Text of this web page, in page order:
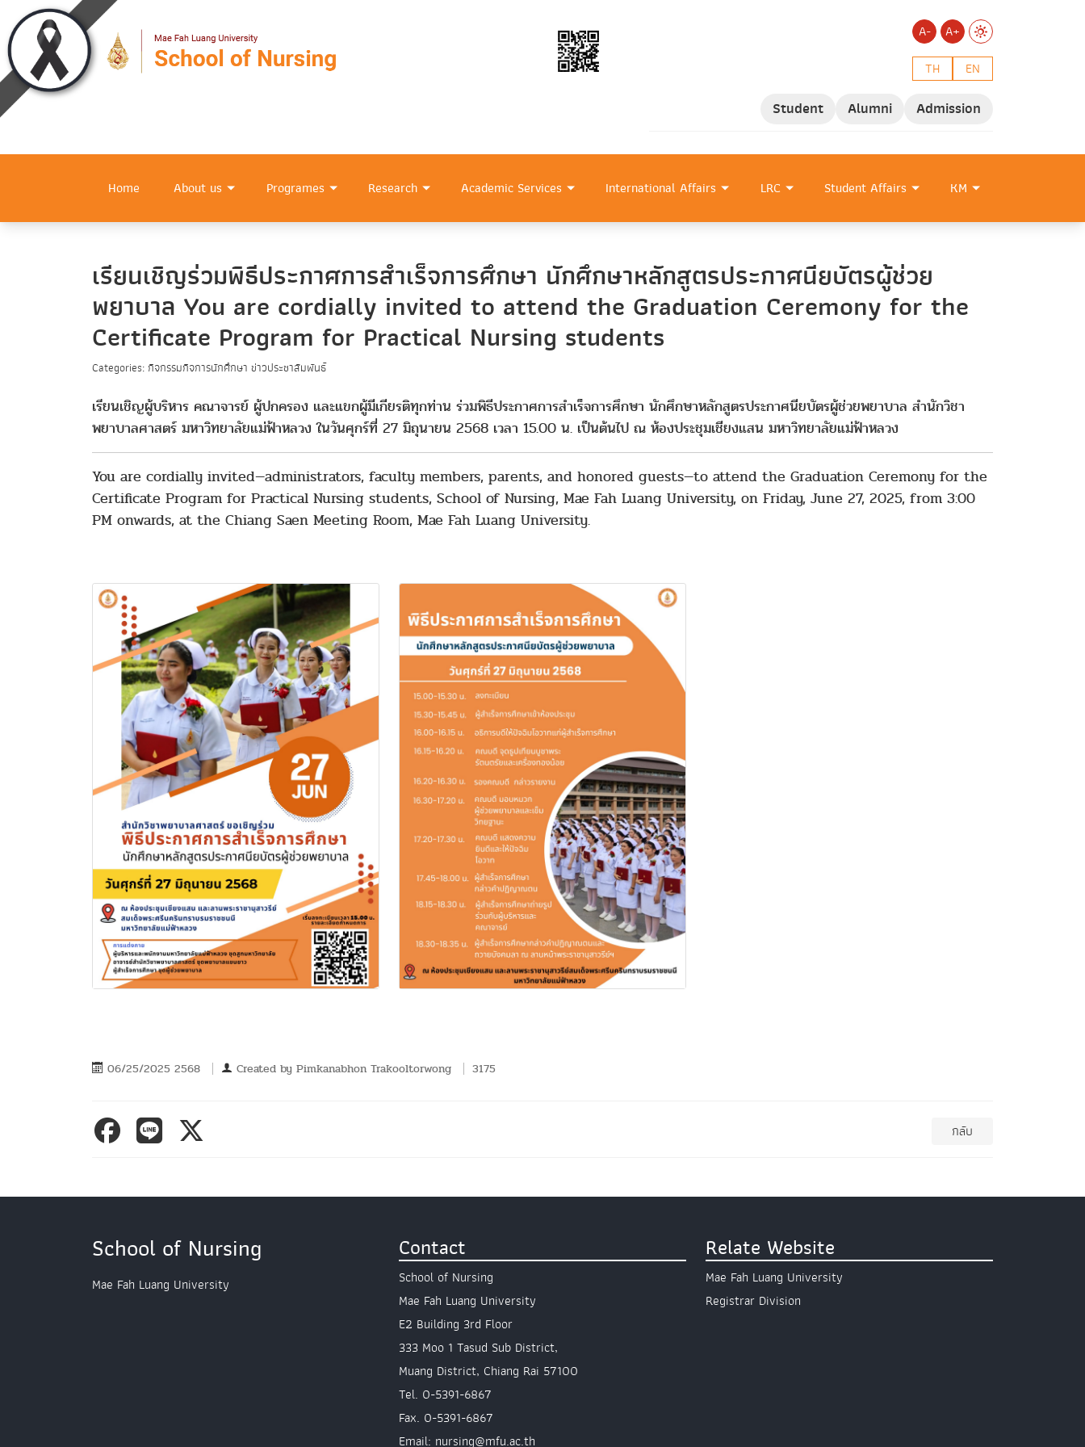
A-
A+
TH
EN
Student Alumni Admission
Home About us Programes Research Academic Services International Affairs LRC Student Affairs KM
เรียนเชิญร่วมพิธีประกาศการสำเร็จการศึกษา นักศึกษาหลักสูตรประกาศนียบัตรผู้ช่วย
พยาบาล You are cordially invited to attend the Graduation Ceremony for the
Certificate Program for Practical Nursing students
Categories: กิจกรรมกิจการนักศึกษา ข่าวประชาสัมพันธ์
เรียนเชิญผู้บริหาร คณาจารย์ ผู้ปกครอง และแขกผู้มีเกียรติทุกท่าน ร่วมพิธีประกาศการสำเร็จการศึกษา นักศึกษาหลักสูตรประกาศนียบัตรผู้ช่วยพยาบาล สำนักวิชา
พยาบาลศาสตร์ มหาวิทยาลัยแม่ฟ้าหลวง ในวันศุกร์ที่ 27 มิถุนายน 2568 เวลา 15.00 น. เป็นต้นไป ณ ห้องประชุมเชียงแสน มหาวิทยาลัยแม่ฟ้าหลวง
You are cordially invited—administrators, faculty members, parents, and honored guests—to attend the Graduation Ceremony for the
Certificate Program for Practical Nursing students, School of Nursing, Mae Fah Luang University, on Friday, June 27, 2025, from 3:00
PM onwards, at the Chiang Saen Meeting Room, Mae Fah Luang University.
06/25/2025 2568 Created by Pimkanabhon Trakooltorwong 3175
กลับ
School of Nursing
Mae Fah Luang University
Contact
School of Nursing
Mae Fah Luang University
E2 Building 3rd Floor
333 Moo 1 Tasud Sub District,
Muang District, Chiang Rai 57100
Tel. 0-5391-6867
Fax. 0-5391-6867
Email: nursing@mfu.ac.th
Relate Website
Mae Fah Luang University
Registrar Division